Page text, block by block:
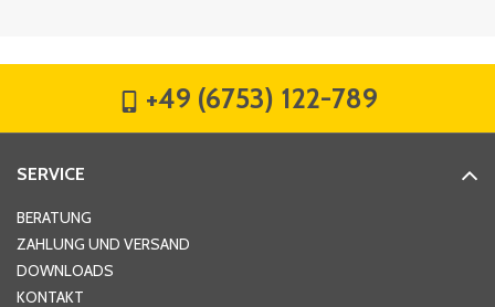
Hausnummer
+49 (6753) 122-789
SERVICE
BERATUNG
ZAHLUNG UND VERSAND
DOWNLOADS
KONTAKT